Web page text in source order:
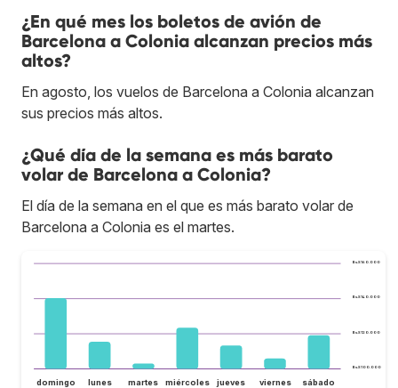
¿En qué mes los boletos de avión de
Barcelona a Colonia alcanzan precios más
altos?
En agosto, los vuelos de Barcelona a Colonia alcanzan
sus precios más altos.
¿Qué día de la semana es más barato
volar de Barcelona a Colonia?
El día de la semana en el que es más barato volar de
Barcelona a Colonia es el martes.
Bs.S100.000
Bs.S120.000
Bs.S140.000
Bs.S160.000
domingo lunes martes miércoles jueves viernes sábado